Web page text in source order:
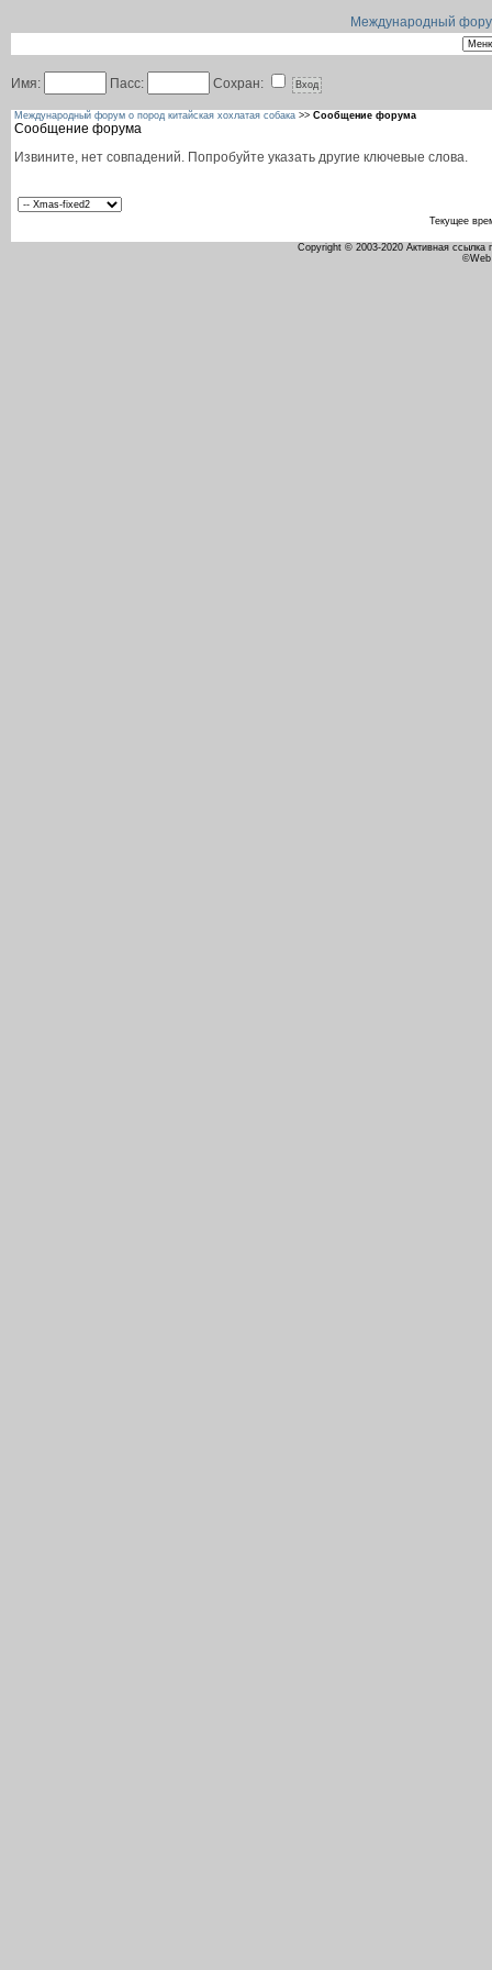
Международный
Имя: Пасс: Сохран:
Международный форум о пород китайская хохлатая собака >> Сообщение форума
Сообщение форума
Извините, нет совпадений. Попробуйте указать другие ключевые слова.
Текущее
Copyright © 2003-2020 Активная ссылка